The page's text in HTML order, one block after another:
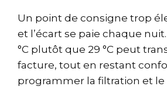
Un point de consigne trop
et l’écart se paie chaque
°C plutôt que 29 °C peut
facture, tout en restant
programmer la filtration et